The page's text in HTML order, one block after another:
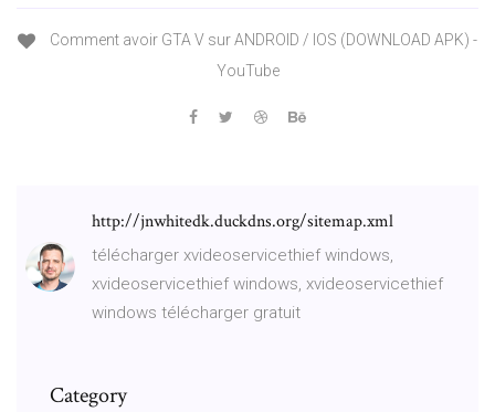
Comment avoir GTA V sur ANDROID / IOS (DOWNLOAD APK) -
YouTube
http://jnwhitedk.duckdns.org/sitemap.xml
télécharger xvideoservicethief windows,
xvideoservicethief windows, xvideoservicethief
windows télécharger gratuit
Category